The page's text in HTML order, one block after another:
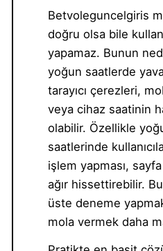
Betvoleguncelgiris
doğru olsa bile
yapamaz. Bunun
yoğun saatlerde
tarayıcı çerezleri,
veya cihaz saatinin
olabilir. Özellikle
saatlerinde
işlem yapması,
ağır hissettirebilir.
üste deneme
mola vermek daha